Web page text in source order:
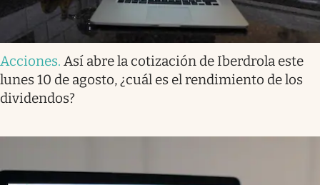
Acciones. Así abre la cotización de Iberdrola este
lunes 10 de agosto, ¿cuál es el rendimiento de los
dividendos?